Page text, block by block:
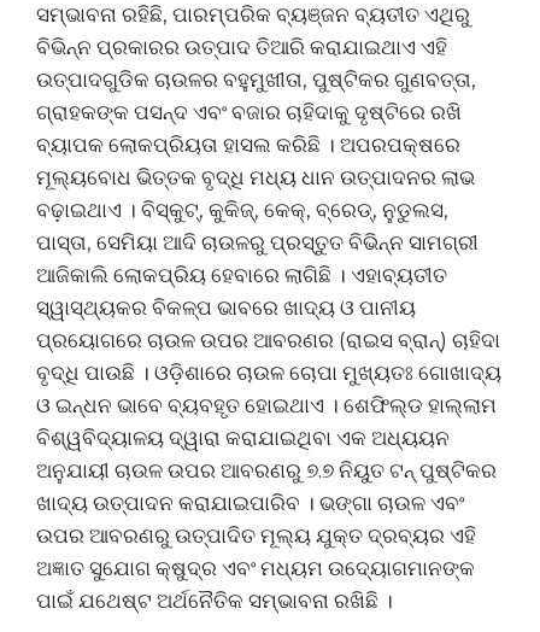
ସମ୍ଭାବନା ରହିଛି, ପାରମ୍ପରିକ ବ୍ୟଞ୍ଜନ ବ୍ୟତୀତ ଏଥିରୁ
ବିଭିନ୍ନ ପ୍ରକାରର ଉତ୍ପାଦ ତିଆରି କରାଯାଇଥାଏ ଏହି
ଉତ୍ପାଦଗୁଡିକ ଚାଉଳର ବହୁମୁଖୀତା, ପୁଷ୍ଟିକର ଗୁଣବତ୍ତା,
ଗ୍ରାହକଙ୍କ ପସନ୍ଦ ଏବଂ ବଜାର ଚାହିଦାକୁ ଦୃଷ୍ଟିରେ ରଖି
ବ୍ୟାପକ ଲୋକପ୍ରିୟତା ହାସଲ କରିଛି । ଅପରପକ୍ଷରେ
ମୂଲ୍ୟବୋଧ ଭିତ୍ତକ ବୃଦ୍ଧି ମଧ୍ୟ ଧାନ ଉତ୍ପାଦନର ଲାଭ
ବଢ଼ାଇଥାଏ । ବିସ୍କୁଟ୍, କୁକିଜ୍, କେକ୍, ବ୍ରେଡ୍, ନୁଡୁଲସ,
ପାସ୍ତା, ସେମିୟା ଆଦି ଚାଉଳରୁ ପ୍ରସ୍ତୁତ ବିଭିନ୍ନ ସାମଗ୍ରୀ
ଆଜିକାଲି ଲୋକପ୍ରିୟ ହେବାରେ ଲାଗିଛି । ଏହାବ୍ୟତୀତ
ସ୍ୱାସ୍ଥ୍ୟକର ବିକଳ୍ପ ଭାବରେ ଖାଦ୍ୟ ଓ ପାନୀୟ
ପ୍ରୟୋଗରେ ଚାଉଳ ଉପର ଆବରଣର (ରାଇସ ବ୍ରାନ୍) ଚାହିଦା
ବୃଦ୍ଧି ପାଉଛି । ଓଡ଼ିଶାରେ ଚାଉଳ ଚୋପା ମୁଖ୍ୟତଃ ଗୋଖାଦ୍ୟ
ଓ ଇନ୍ଧନ ଭାବେ ବ୍ୟବହୃତ ହୋଇଥାଏ । ଶେଫିଲ୍ଡ ହାଲ୍ଲାମ
ବିଶ୍ୱବିଦ୍ୟାଳୟ ଦ୍ୱାରା କରାଯାଇଥିବା ଏକ ଅଧ୍ୟୟନ
ଅନୁଯାୟୀ ଚାଉଳ ଉପର ଆବରଣରୁ ୭.୭ ନିୟୁତ ଟନ୍ ପୁଷ୍ଟିକର
ଖାଦ୍ୟ ଉତ୍ପାଦନ କରାଯାଇପାରିବ । ଭଙ୍ଗା ଚାଉଳ ଏବଂ
ଉପର ଆବରଣରୁ ଉତ୍ପାଦିତ ମୂଲ୍ୟ ଯୁକ୍ତ ଦ୍ରବ୍ୟର ଏହି
ଅଜ୍ଞାତ ସୁଯୋଗ କ୍ଷୁଦ୍ର ଏବଂ ମଧ୍ୟମ ଉଦ୍ୟୋଗମାନଙ୍କ
ପାଇଁ ଯଥେଷ୍ଟ ଅର୍ଥନୈତିକ ସମ୍ଭାବନା ରଖିଛି ।